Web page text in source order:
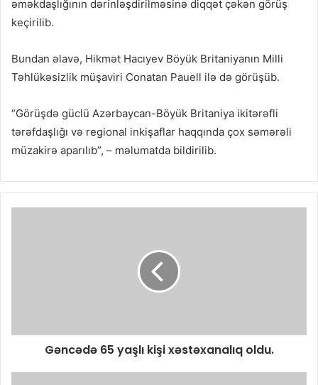
əməkdaşlığının dərinləşdirilməsinə diqqət çəkən görüş
keçirilib.
Bundan əlavə, Hikmət Hacıyev Böyük Britaniyanın Milli
Təhlükəsizlik müşaviri Conatan Pauell ilə də görüşüb.
“Görüşdə güclü Azərbaycan-Böyük Britaniya ikitərəfli
tərəfdaşlığı və regional inkişaflar haqqında çox səmərəli
müzakirə aparılıb”, – məlumatda bildirilib.
Gəncədə 65 yaşlı kişi xəstəxanalıq oldu.